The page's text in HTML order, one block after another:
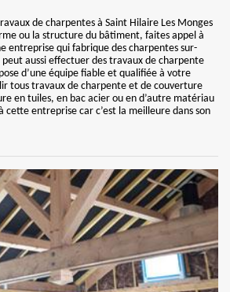
de charpentes à Saint Hilaire Les Monges
ou la structure du bâtiment, faites appel à
entreprise qui fabrique des charpentes sur-
aussi effectuer des travaux de charpente
d’une équipe fiable et qualifiée à votre
tous travaux de charpente et de couverture
en tuiles, en bac acier ou en d’autre matériau
cette entreprise car c’est la meilleure dans son